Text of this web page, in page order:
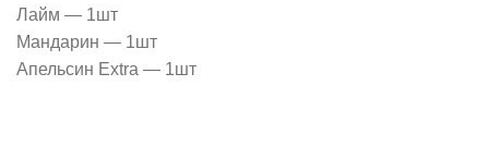
Лайм — 1шт
Мандарин — 1шт
Апельсин Extra — 1шт